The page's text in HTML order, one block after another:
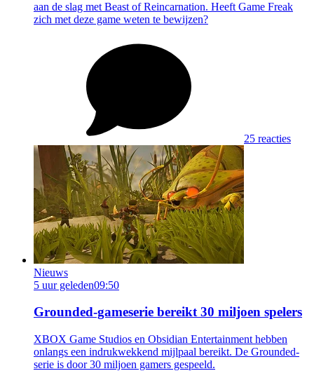
aan de slag met Beast of Reincarnation. Heeft Game Freak
zich met deze game weten te bewijzen?
25 reacties
Nieuws
5 uur geleden09:50
Grounded-gameserie bereikt 30 miljoen spelers
XBOX Game Studios en Obsidian Entertainment hebben
onlangs een indrukwekkend mijlpaal bereikt. De Grounded-
serie is door 30 miljoen gamers gespeeld.